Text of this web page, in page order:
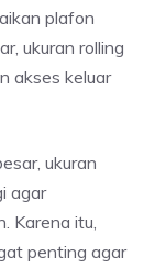
plafon
ukuran rolling
akses keluar
ukuran
agar
Karena itu,
penting agar